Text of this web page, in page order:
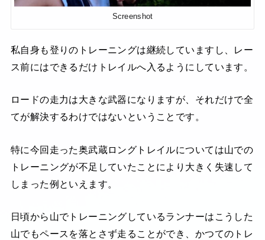
Screenshot
私自身も登りのトレーニングは継続していますし、レー
ス前にはできるだけトレイルへ入るようにしています。
ロードの走力は大きな武器になりますが、それだけで全
てが解決するわけではないということです。
特に今回走った奥武蔵ロングトレイルについては山での
トレーニングが不足していたことにより大きく失速して
しまった例といえます。
日頃から山でトレーニングしているランナーはこうした
山でもペースを落とさず走ることができ、かつてのトレ